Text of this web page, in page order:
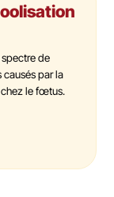
de
par la
chez le fœtus.